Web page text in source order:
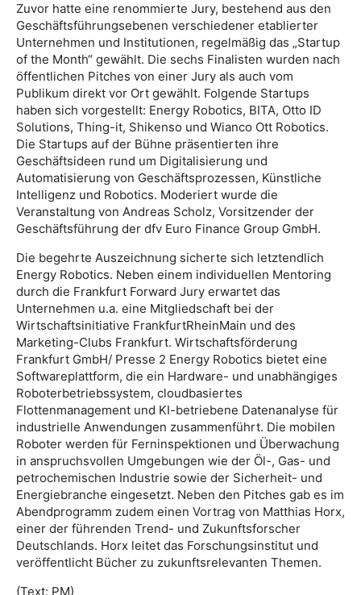
Zuvor hatte eine renommierte Jury, bestehend aus den
Geschäftsführungsebenen verschiedener etablierter
Unternehmen und Institutionen, regelmäßig das „Startup
of the Month“ gewählt. Die sechs Finalisten wurden nach
öffentlichen Pitches von einer Jury als auch vom
Publikum direkt vor Ort gewählt. Folgende Startups
haben sich vorgestellt: Energy Robotics, BITA, Otto ID
Solutions, Thing-it, Shikenso und Wianco Ott Robotics.
Die Startups auf der Bühne präsentierten ihre
Geschäftsideen rund um Digitalisierung und
Automatisierung von Geschäftsprozessen, Künstliche
Intelligenz und Robotics. Moderiert wurde die
Veranstaltung von Andreas Scholz, Vorsitzender der
Geschäftsführung der dfv Euro Finance Group GmbH.
Die begehrte Auszeichnung sicherte sich letztendlich
Energy Robotics. Neben einem individuellen Mentoring
durch die Frankfurt Forward Jury erwartet das
Unternehmen u.a. eine Mitgliedschaft bei der
Wirtschaftsinitiative FrankfurtRheinMain und des
Marketing-Clubs Frankfurt. Wirtschaftsförderung
Frankfurt GmbH/ Presse 2 Energy Robotics bietet eine
Softwareplattform, die ein Hardware- und unabhängiges
Roboterbetriebssystem, cloudbasiertes
Flottenmanagement und KI-betriebene Datenanalyse für
industrielle Anwendungen zusammenführt. Die mobilen
Roboter werden für Ferninspektionen und Überwachung
in anspruchsvollen Umgebungen wie der Öl-, Gas- und
petrochemischen Industrie sowie der Sicherheit- und
Energiebranche eingesetzt. Neben den Pitches gab es im
Abendprogramm zudem einen Vortrag von Matthias Horx,
einer der führenden Trend- und Zukunftsforscher
Deutschlands. Horx leitet das Forschungsinstitut und
veröffentlicht Bücher zu zukunftsrelevanten Themen.
(Text: PM)